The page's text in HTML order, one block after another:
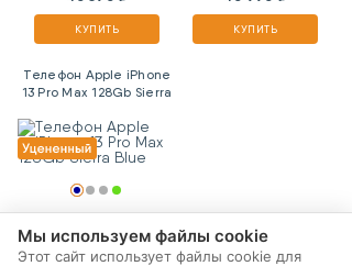
КУПИТЬ КУПИТЬ
Телефон Apple iPhone
13 Pro Max 128Gb Sierra
33 090 - 41 090 ₽
КУПИТЬ
Мы используем файлы cookie
Этот сайт использует файлы cookie для